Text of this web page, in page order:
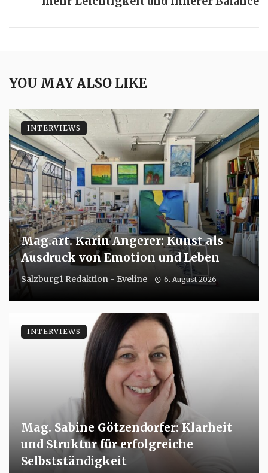
YOU MAY ALSO LIKE
Mag.art. Karin Angerer: Kunst als
Ausdruck von Emotion und Leben
Salzburg1 Redaktion - Eveline 6. August 2026
INTERVIEWS
Mag. Sabine Götzendorfer: Klarheit
und Struktur für erfolgreiche
Selbstständigkeit
INTERVIEWS